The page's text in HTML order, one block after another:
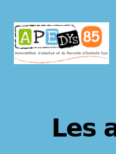
Les